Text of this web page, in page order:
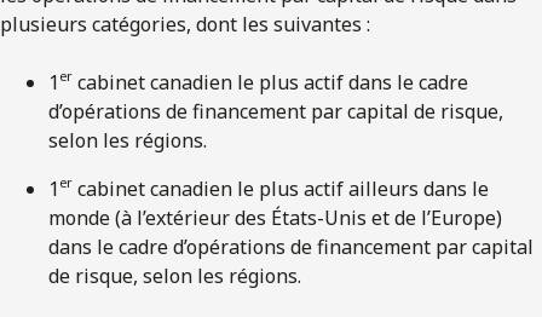
plusieurs catégories, dont les suivantes :
1 er cabinet canadien le plus actif dans le cadre
d’opérations de financement par capital de risque,
selon les régions.
1 er cabinet canadien le plus actif ailleurs dans le
monde (à l’extérieur des États-Unis et de l’Europe)
dans le cadre d’opérations de financement par capital
de risque, selon les régions.